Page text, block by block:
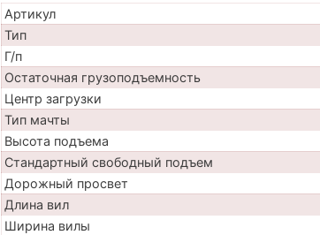
Артикул
Тип
Г/п
Остаточная грузоподъемность
Центр загрузки
Тип мачты
Высота подъема
Стандартный свободный подъем
Дорожный просвет
Длина вил
Ширина вилы